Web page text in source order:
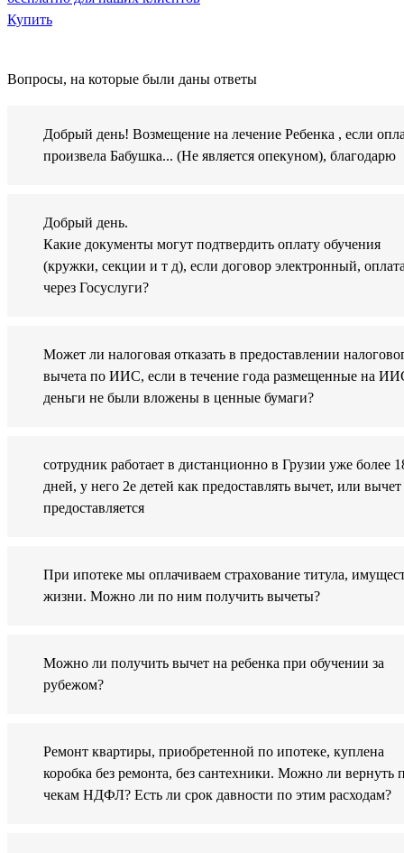
Купить
Вопросы, на которые были даны ответы
Добрый день! Возмещение на лечение Ребенка , если
произвела Бабушка... (Не является опекуном), благодарю
Добрый день.
Какие документы могут подтвердить оплату обучения
(кружки, секции и т д), если договор электронный,
через Госуслуги?
Может ли налоговая отказать в предоставлении
вычета по ИИС, если в течение года размещенные на
деньги не были вложены в ценные бумаги?
сотрудник работает в дистанционно в Грузии уже более
дней, у него 2е детей как предоставлять вычет, или
предоставляется
При ипотеке мы оплачиваем страхование титула,
жизни. Можно ли по ним получить вычеты?
Можно ли получить вычет на ребенка при обучении за
рубежом?
Ремонт квартиры, приобретенной по ипотеке, куплена
коробка без ремонта, без сантехники. Можно ли вернуть
чекам НДФЛ? Есть ли срок давности по этим расходам?